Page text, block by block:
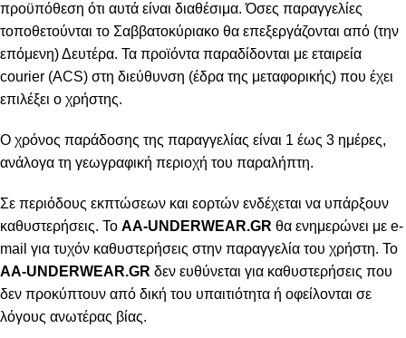
προϋπόθεση ότι αυτά είναι διαθέσιμα. Όσες παραγγελίες
τοποθετούνται το Σαββατοκύριακο θα επεξεργάζονται από (την
επόμενη) Δευτέρα. Τα προϊόντα παραδίδονται με εταιρεία
courier (ACS) στη διεύθυνση (έδρα της μεταφορικής) που έχει
επιλέξει ο χρήστης.
Ο χρόνος παράδοσης της παραγγελίας είναι 1 έως 3 ημέρες,
ανάλογα τη γεωγραφική περιοχή του παραλήπτη.
Σε περιόδους εκπτώσεων και εορτών ενδέχεται να υπάρξουν
καθυστερήσεις. Το AA-UNDERWEAR.GR θα ενημερώνει με e-
mail για τυχόν καθυστερήσεις στην παραγγελία του χρήστη. Το
AA-UNDERWEAR.GR δεν ευθύνεται για καθυστερήσεις που
δεν προκύπτουν από δική του υπαιτιότητα ή οφείλονται σε
λόγους ανωτέρας βίας.